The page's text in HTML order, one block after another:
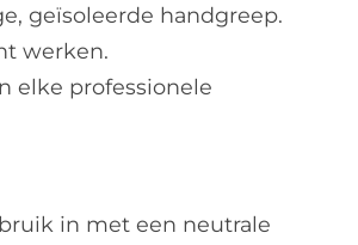
geïsoleerde handgreep.
werken.
elke professionele
in met een neutrale